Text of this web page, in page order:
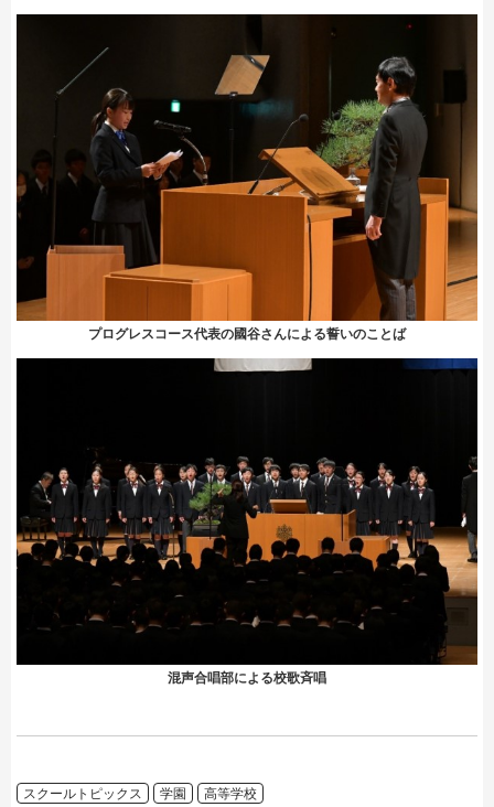
プログレスコース代表の國谷さんによる誓いのことば
混声合唱部による校歌斉唱
スクールトピックス 学園 高等学校